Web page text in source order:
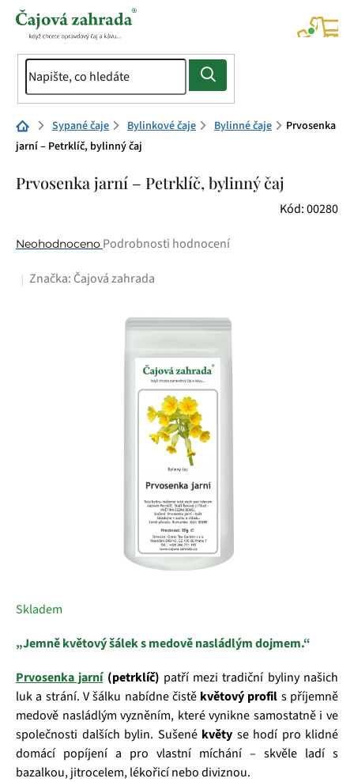
Přejít
Domů Sypané čaje Bylinkové čaje Bylinné čaje
Prvosenka
jarní – Petrklíč, bylinný čaj
Prvosenka jarní – Petrklíč, bylinný čaj
Kód:00280
Průměrné
produktu
Neohodnoceno Podrobnosti hodnocení
Značka: Čajová zahrada
Skladem
„Jemně květový šálek s medově nasládlým dojmem.“
Prvosenka jarní(petrklíč) patří mezi tradiční byliny našich
luk a strání. V šálku nabídne čistě květový profil s příjemně
medově nasládlým vyzněním, které vynikne samostatně i ve
společnosti dalších bylin. Sušené květy se hodí pro klidné
domácí popíjení a pro vlastní míchání – skvěle ladí s
bazalkou, jitrocelem, lékořicí nebo diviznou.